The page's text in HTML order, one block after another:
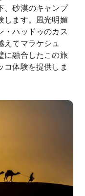
、砂漠のキャンプ
します。風光明媚
・ハッドゥのカス
えてマラケシュ
に融合したこの旅
コ体験を提供しま